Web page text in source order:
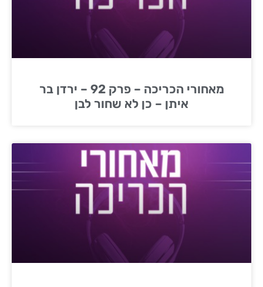
מאחורי הכריכה – פרק 92 – ירדן בר
איתן – כן לא שחור לבן